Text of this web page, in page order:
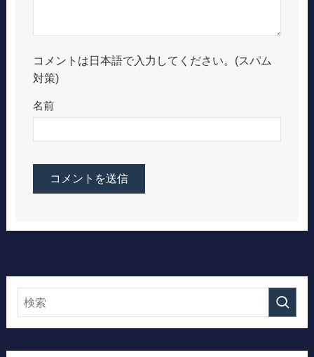
コメントは日本語で入力してください。(スパム
対策)
名前